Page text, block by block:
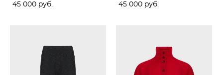
45 000 pуб.
45 000 pуб.